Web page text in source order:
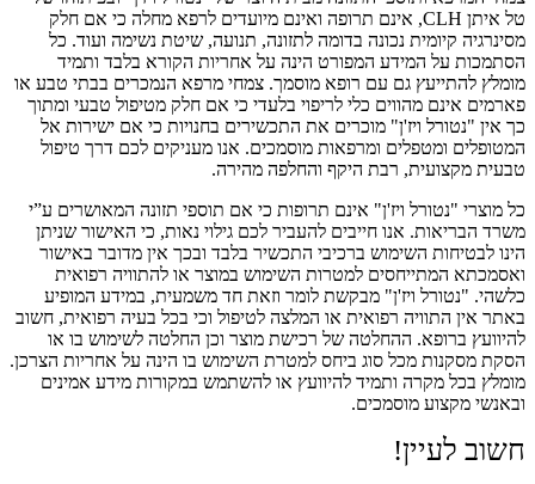
טל איתן CLH, אינם תרופה ואינם מיועדים לרפא מחלה כי אם חלק
מסינרגיה קיומית נכונה בדומה לתזונה, תנועה, שיטת נשימה ועוד. כל
הסתמכות על המידע המפורט הינה על אחריות הקורא בלבד ותמיד
מומלץ להתייעץ גם עם רופא מוסמך. צמחי מרפא הנמכרים בבתי טבע או
פארמים אינם מהווים כלי לריפוי בלעדי כי אם חלק מטיפול טבעי ומתוך
כך אין "נטורל ויז'ן" מוכרים את התכשירים בחנויות כי אם ישירות אל
המטופלים ומטפלים ומרפאות מוסמכים. אנו מעניקים לכם דרך טיפול
טבעית מקצועית, רבת היקף והחלפה מהירה.
כל מוצרי "נטורל ויז'ן" אינם תרופות כי אם תוספי תזונה המאושרים ע”י
משרד הבריאות. אנו חייבים להעביר לכם גילוי נאות, כי האישור שניתן
הינו לבטיחות השימוש ברכיבי התכשיר בלבד ובכך אין מדובר באישור
ואסמכתא המתייחסים למטרות השימוש במוצר או להתוויה רפואית
כלשהי. "נטורל ויז'ן" מבקשת לומר וזאת חד משמעית, במידע המופיע
באתר אין התוויה רפואית או המלצה לטיפול וכי בכל בעיה רפואית, חשוב
להיוועץ ברופא. ההחלטה של רכישת מוצר וכן החלטה לשימוש בו או
הסקת מסקנות מכל סוג ביחס למטרת השימוש בו הינה על אחריות הצרכן.
מומלץ בכל מקרה ותמיד להיוועץ או להשתמש במקורות מידע אמינים
ובאנשי מקצוע מוסמכים.
חשוב לעיין!